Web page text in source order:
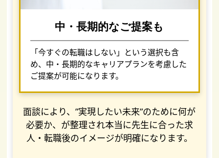
中・長期的なご提案も
「今すぐの転職はしない」という選択も含
め、中・長期的なキャリアプランを考慮した
ご提案が可能になります。
面談により、”実現したい未来”のために何が
必要か、が整理され本当に先生に合った求
人・転職後のイメージが明確になります。